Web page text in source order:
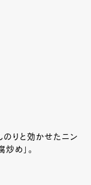
のりと効かせたニン
め」。